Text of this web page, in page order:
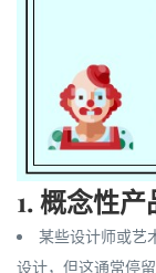
1.概念性产
某些设计师或艺
设计，但这通常停